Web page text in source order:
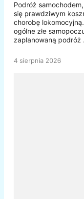
Podróż
się prawdziwym
chorobę
ogólne złe
zaplanowaną podróż
4 sierpnia 2026